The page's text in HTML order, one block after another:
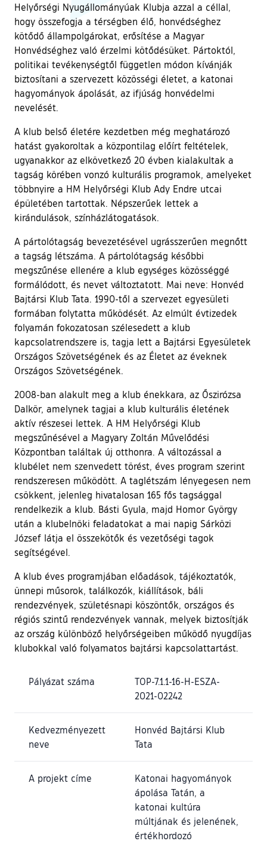
Helyőrségi Nyugállományúak Klubja azzal a céllal,
hogy összefogja a térségben élő, honvédséghez
kötődő állampolgárokat, erősítése a Magyar
Honvédséghez való érzelmi kötődésüket. Pártoktól,
politikai tevékenységtől független módon kívánják
biztosítani a szervezett közösségi életet, a katonai
hagyományok ápolását, az ifjúság honvédelmi
nevelését.
A klub belső életére kezdetben még meghatározó
hatást gyakoroltak a központilag előírt feltételek,
ugyanakkor az elkövetkező 20 évben kialakultak a
tagság körében vonzó kulturális programok, amelyeket
többnyire a HM Helyőrségi Klub Ady Endre utcai
épületében tartottak. Népszerűek lettek a
kirándulások, színházlátogatások.
A pártolótagság bevezetésével ugrásszerűen megnőtt
a tagság létszáma. A pártolótagság későbbi
megszűnése ellenére a klub egységes közösséggé
formálódott, és nevet változtatott. Mai neve: Honvéd
Bajtársi Klub Tata. 1990-től a szervezet egyesületi
formában folytatta működését. Az elmúlt évtizedek
folyamán fokozatosan szélesedett a klub
kapcsolatrendszere is, tagja lett a Bajtársi Egyesületek
Országos Szövetségének és az Életet az éveknek
Országos Szövetségének.
2008-ban alakult meg a klub énekkara, az Őszirózsa
Dalkör, amelynek tagjai a klub kulturális életének
aktív részesei lettek. A HM Helyőrségi Klub
megszűnésével a Magyary Zoltán Művelődési
Központban találtak új otthonra. A változással a
klubélet nem szenvedett törést, éves program szerint
rendszeresen működött. A taglétszám lényegesen nem
csökkent, jelenleg hivatalosan 165 fős tagsággal
rendelkezik a klub. Básti Gyula, majd Homor György
után a klubelnöki feladatokat a mai napig Sárközi
József látja el összekötők és vezetőségi tagok
segítségével.
A klub éves programjában előadások, tájékoztatók,
ünnepi műsorok, találkozók, kiállítások, báli
rendezvények, születésnapi köszöntők, országos és
régiós szintű rendezvények vannak, melyek biztosítják
az ország különböző helyőrségeiben működő nyugdíjas
klubokkal való folyamatos bajtársi kapcsolattartást.
Pályázat száma
TOP-7.1.1-16-H-ESZA-
2021-02242
Kedvezményezett
neve
Honvéd Bajtársi Klub
Tata
A projekt címe
Katonai hagyományok
ápolása Tatán, a
katonai kultúra
múltjának és jelenének,
értékhordozó